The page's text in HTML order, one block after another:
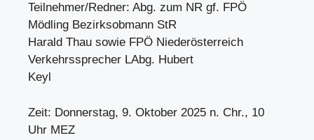
Teilnehmer/Redner: Abg. zum NR gf. FPÖ
Mödling Bezirksobmann StR
Harald Thau sowie FPÖ Niederösterreich
Verkehrssprecher LAbg. Hubert
Keyl
Zeit: Donnerstag, 9. Oktober 2025 n. Chr., 10
Uhr MEZ